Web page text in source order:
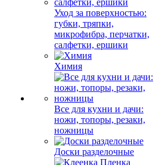
Уход за поверхностью:
губки, тряпки,
микрофибра, перчатки,
салфетки, ершики
Химия
Все для кухни и дачи:
ножи, топоры, резаки,
ножницы
Доски разделочные